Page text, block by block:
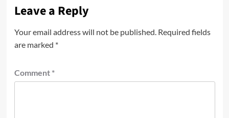
Leave a Reply
Your email address will not be published. Required fields
are marked *
Comment *